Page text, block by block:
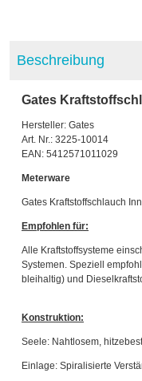
Beschreibung
Gates
Hersteller: Gates
Art. Nr.: 3225-10014
EAN: 5412571011029
Meterware
Gates Kraftstoffschlauch
Empfohlen für:
Alle Kraftstoffsysteme
Systemen. Speziell
bleihaltig) und
Konstruktion:
Seele: Nahtlosem,
Einlage: Spiralisierte